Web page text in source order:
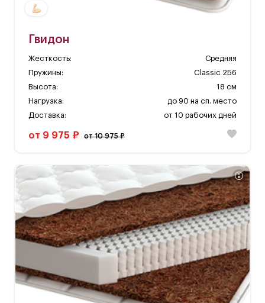
Гвидон
Жесткость:
Средняя
Пружины:
Classic 256
Высота:
18 см
Нагрузка:
до 90 на сп. место
Доставка:
от 10 рабочих дней
от 9 975 ₽ от 10 975 ₽